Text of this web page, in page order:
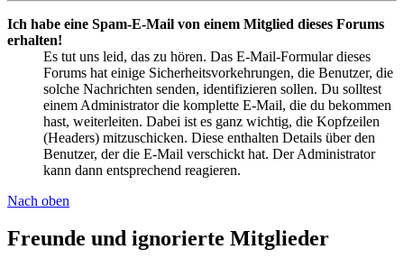
Ich habe eine Spam-E-Mail von einem Mitglied dieses Forums
erhalten!
Es tut uns leid, das zu hören. Das E-Mail-Formular dieses
Forums hat einige Sicherheitsvorkehrungen, die Benutzer, die
solche Nachrichten senden, identifizieren sollen. Du solltest
einem Administrator die komplette E-Mail, die du bekommen
hast, weiterleiten. Dabei ist es ganz wichtig, die Kopfzeilen
(Headers) mitzuschicken. Diese enthalten Details über den
Benutzer, der die E-Mail verschickt hat. Der Administrator
kann dann entsprechend reagieren.
Nach oben
Freunde und ignorierte Mitglieder